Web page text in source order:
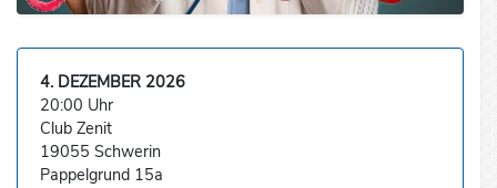
4. DEZEMBER 2026
20:00 Uhr
Club Zenit
19055 Schwerin
Pappelgrund 15a